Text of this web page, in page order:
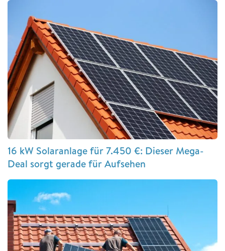
16 kW Solaranlage für 7.450 €: Dieser Mega-
Deal sorgt gerade für Aufsehen